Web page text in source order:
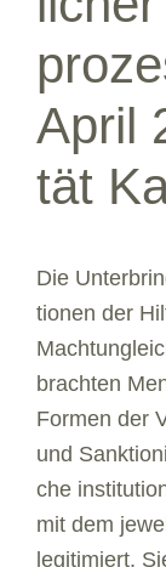
April
tät
Die
tio­nen der
brach­ten
For­men der
und
che
mit dem
legi­ti­miert.